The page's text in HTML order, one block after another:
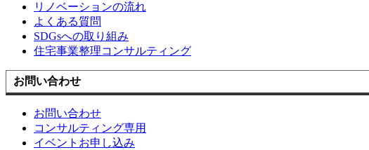
リノベーションの流れ
よくある質問
SDGsへの取り組み
住宅事業整理コンサルティング
お問い合わせ
お問い合わせ
コンサルティング専用
イベントお申し込み